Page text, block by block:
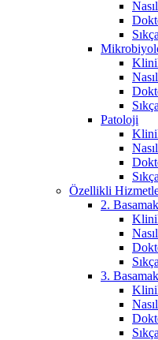
Patoloji
Özellikli
2.
3.